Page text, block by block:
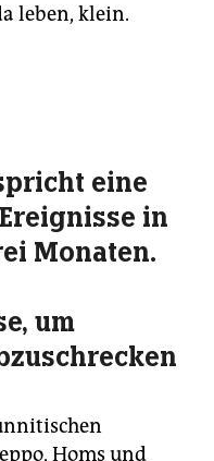
leben, klein.
eine
in
Monaten.
um
Homs und